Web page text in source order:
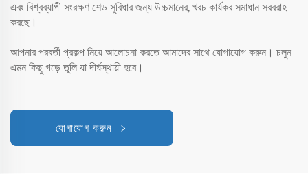
এবং বিশ্বব্যাপী সংরক্ষণ শেড সুবিধার জন্য উচ্চমানের, খরচ কার্যকর সমাধান সরবরাহ
করছে।
আপনার পরবর্তী প্রকল্প নিয়ে আলোচনা করতে আমাদের সাথে যোগাযোগ করুন। চলুন
এমন কিছু গড়ে তুলি যা দীর্ঘস্থায়ী হবে।
যোগাযোগ করুন